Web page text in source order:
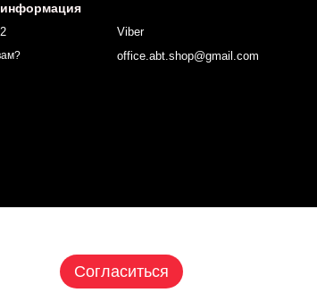
информация
Viber
office.abt.shop@gmail.com
Согласиться